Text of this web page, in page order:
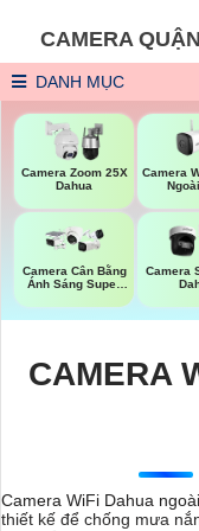
CAMERA
DANH MỤC
Camera Zoom 25X
Dahua
Camera
Camera Cân Bằng
Ánh Sáng Super
Camera
CAMERA
Camera WiFi Dahua
thiết kế để chống mưa